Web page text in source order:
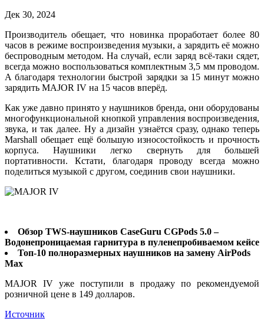
Дек 30, 2024
Производитель обещает, что новинка проработает более 80
часов в режиме воспроизведения музыки, а зарядить её можно
беспроводным методом. На случай, если заряд всё-таки сядет,
всегда можно воспользоваться комплектным 3,5 мм проводом.
А благодаря технологии быстрой зарядки за 15 минут можно
зарядить MAJOR IV на 15 часов вперёд.
Как уже давно принято у наушников бренда, они оборудованы
многофункциональной кнопкой управления воспроизведения,
звука, и так далее. Ну а дизайн узнаётся сразу, однако теперь
Marshall обещает ещё большую износостойкость и прочность
корпуса. Наушники легко свернуть для большей
портативности. Кстати, благодаря проводу всегда можно
поделиться музыкой с другом, соединив свои наушники.
Обзор TWS-наушников CaseGuru CGPods 5.0 –
Водонепроницаемая гарнитура в пуленепробиваемом кейсе
Топ-10 полноразмерных наушников на замену AirPods
Max
MAJOR IV уже поступили в продажу по рекомендуемой
розничной цене в 149 долларов.
Источник